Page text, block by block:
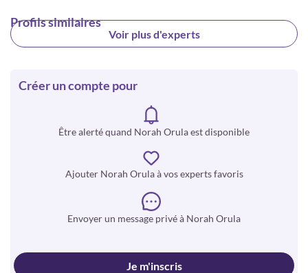
Profils similaires
Voir plus d'experts
Créer un compte pour
Être alerté quand Norah Orula est disponible
Ajouter Norah Orula à vos experts favoris
Envoyer un message privé à Norah Orula
Je m'inscris